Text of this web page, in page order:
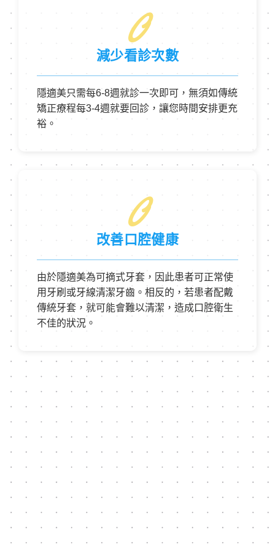
0
減少看診次數
隱適美只需每6-8週就診一次即可，無須如傳統
矯正療程每3-4週就要回診，讓您時間安排更充
裕。
0
改善口腔健康
由於隱適美為可摘式牙套，因此患者可正常使
用牙刷或牙線清潔牙齒。相反的，若患者配戴
傳統牙套，就可能會難以清潔，造成口腔衛生
不佳的狀況。